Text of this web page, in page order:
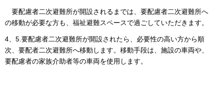
要配慮者二次避難所が開設されるまでは、要配慮者二次避難所へ
の移動が必要な方も、福祉避難スペースで過ごしていただきます。
4、5.要配慮者二次避難所が開設されたら、必要性の高い方から順
次、要配者二次避難所へ移動します。移動手段は、施設の車両や、
要配慮者の家族介助者等の車両を使用します。